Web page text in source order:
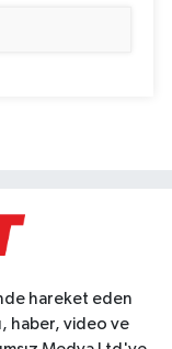
hareket eden
haber, video ve